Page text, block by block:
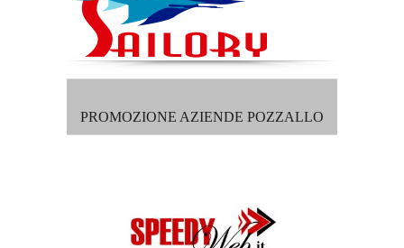
PROMOZIONE AZIENDE POZZALLO